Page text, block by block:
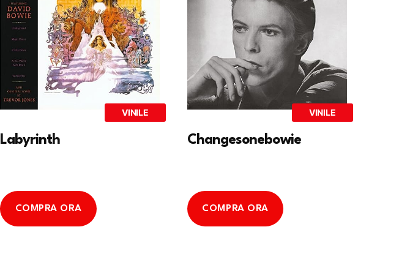
VINILE
Labyrinth
COMPRA ORA
VINILE
Changesonebowie
COMPRA ORA